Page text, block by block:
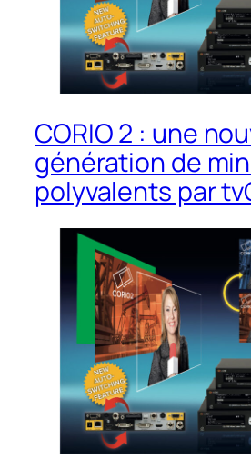
CORIO 2 : une
génération de
polyvalents par